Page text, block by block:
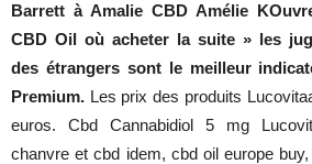
Barrett à Amalie CBD Amélie
CBD Oil où acheter la suite » les
des étrangers sont le meilleur
Premium. Les prix des produits
euros. Cbd Cannabidiol 5 mg
chanvre et cbd idem, cbd oil europe